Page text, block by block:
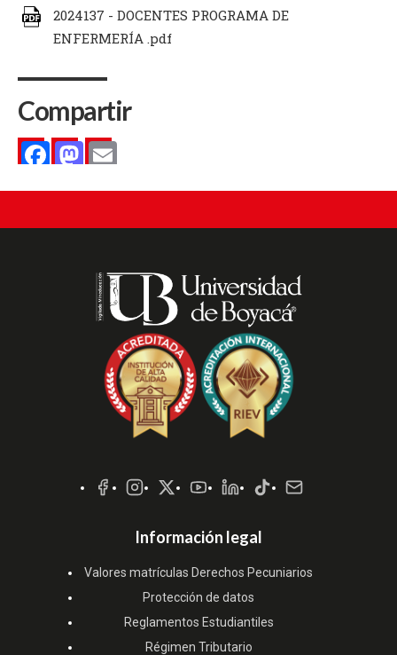
2024137 - DOCENTES PROGRAMA DE
ENFERMERÍA .pdf
Compartir
Facebook
Mastodon
Email
Sociales
Información legal
Valores matrículas Derechos Pecuniarios
Protección de datos
Reglamentos Estudiantiles
Régimen Tributario